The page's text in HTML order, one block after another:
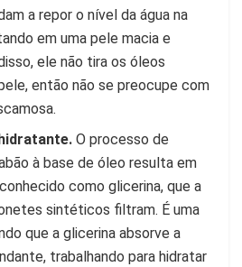
a repor o nível da água na
em uma pele macia e
ele não tira os óleos
então não se preocupe com
O processo de
à base de óleo resulta em
como glicerina, que a
sintéticos filtram. É uma
que a glicerina absorve a
trabalhando para hidratar